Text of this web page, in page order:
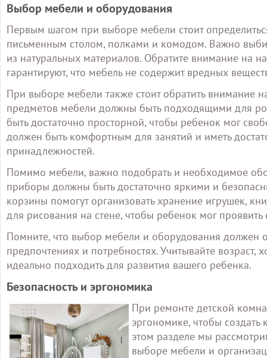
Выбор мебели и оборудования
Первым шагом при выборе мебели стоит
письменным столом, полками и комодом. Важно
из натуральных материалов. Обратите внимание на
гарантируют, что мебель не содержит вредных
При выборе мебели также стоит обратить внимание
предметов мебели должны быть подходящими для
быть достаточно просторной, чтобы ребенок мог
должен быть комфортным для занятий и иметь
принадлежностей.
Помимо мебели, важно подобрать и необходимое
приборы должны быть достаточно яркими и
корзины помогут организовать хранение игрушек,
для рисования на стене, чтобы ребенок мог проявить
Помните, что выбор мебели и оборудования должен
предпочтениях и потребностях. Учитывайте возраст,
идеально подходить для развития вашего ребенка.
Безопасность и эргономика
При ремонте детской
эргономике, чтобы
этом разделе мы
выборе мебели и